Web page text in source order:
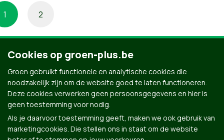
1 2
Cookies op groen-plus.be
Groen gebruikt functionele en analytische cookies die
noodzakelijk zijn om de website goed te laten functioneren.
Deze cookies verwerken geen persoonsgegevens en hier is
geen toestemming voor nodig.
Als je daarvoor toestemming geeft, maken we ook gebruik van
marketingcookies. Die stellen ons in staat om de website